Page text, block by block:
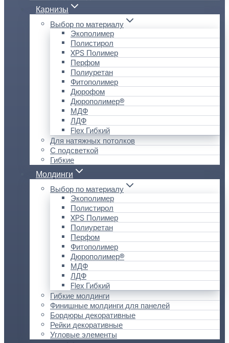
Карнизы
Выбор по материалу
Экополимер
Полистирол
XPS Полимер
Перфом
Полиуретан
Фитополимер
Дюрофом
Дюрополимер®
МДФ
ЛДФ
Flex Гибкий
Для натяжных потолков
С подсветкой
Гибкие
Молдинги
Выбор по материалу
Экополимер
Полистирол
XPS Полимер
Полиуретан
Перфом
Фитополимер
Дюрополимер®
МДФ
ЛДФ
Flex Гибкий
Гибкие молдинги
Финишные молдинги для панелей
Бордюры декоративные
Рейки декоративные
Угловые элементы